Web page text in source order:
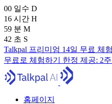
00 일수 D
16 시간 H
59 분 M
41 초 S
Talkpal 프리미엄 14일 무료 체험
무료로 체험하기 한정 제공: 2
홈페이지